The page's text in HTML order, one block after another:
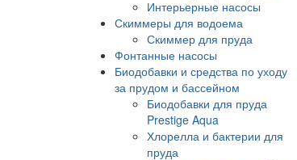
Интерьерные насосы
Скиммеры для водоема
Скиммер для пруда
Фонтанные насосы
Биодобавки и средства по уходу
за прудом и бассейном
Биодобавки для пруда
Prestige Aqua
Хлорелла и бактерии для
пруда